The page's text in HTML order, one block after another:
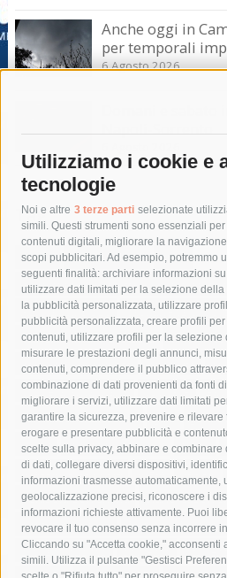
Utilizziamo i cookie e
tecnologie
Noi e altre 3 terze parti selezionate
simili. Questi strumenti sono essenziali
contenuti digitali, migliorare la
scopi pubblicitari. Ad esempio, potremmo
seguenti finalità: archiviare informazioni
utilizzare dati limitati per la selezione
la pubblicità personalizzata, utilizzare
pubblicità personalizzata, creare profili
contenuti, utilizzare profili per la selezione
misurare le prestazioni degli annunci,
contenuti, comprendere il pubblico
combinazione di dati provenienti da fonti
migliorare i servizi, utilizzare dati limitati
garantire la sicurezza, prevenire e rilevare
erogare e presentare pubblicità e
scelte sulla privacy, abbinare e combinare
di dati, collegare diversi dispositivi,
informazioni trasmesse automaticamente,
geolocalizzazione precisi, riconoscere i
informazioni richieste attivamente. Puoi
revocare il tuo consenso senza incorrere
Cliccando su "Accetta cookie," acconsenti
simili. Utilizza il pulsante "Gestisci
Anche oggi in
per temporali
6 Agosto 2026
Domani e
Napoli-Sorrento
Tag
acqua allerta meteo
anas
area marina protetta di punta
Asl Napoli 3 sud
capitaneria di
castellammare di stabia
comune di sorrento
concerto
costiera amalfitana
covid-19 eav
fondazione sorrento
gori
lavori
lorenzo balducelli mare
massimo coppola
Meta napoli
penisola sorrentina
piano di
protezione civile
Regione
sindaco cuomo
sorrento